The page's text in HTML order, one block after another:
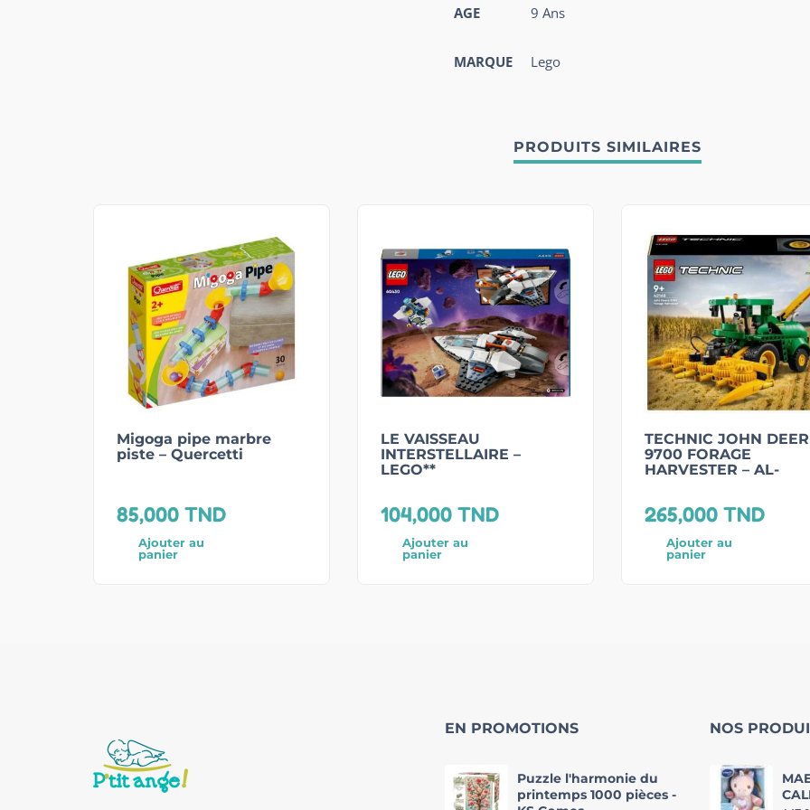
AGE 9 Ans
MARQUE Lego
PRODUITS SIMILAIRES
Migoga pipe marbre
piste – Quercetti
85,000 TND
Ajouter au
panier
LE VAISSEAU
INTERSTELLAIRE –
LEGO**
104,000 TND
Ajouter au
panier
TECHNIC JOHN
9700 FORAGE
HARVESTER – AL-
265,000 TND
Ajouter au
panier
EN PROMOTIONS
Puzzle l'harmonie du
printemps 1000 pièces -
NOS